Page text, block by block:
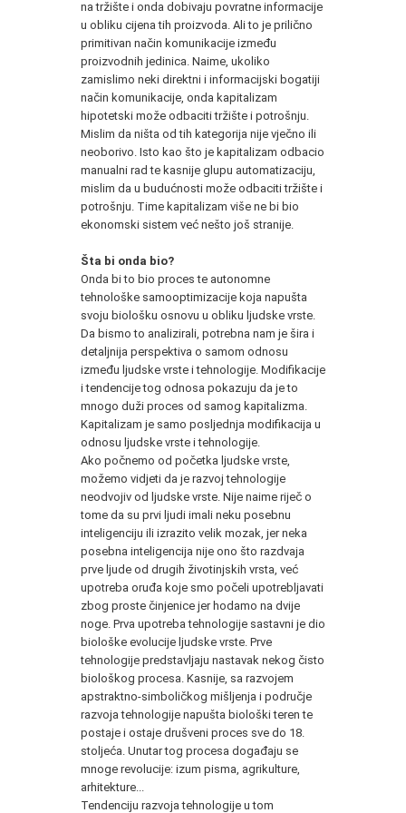
na tržište i onda dobivaju povratne informacije
u obliku cijena tih proizvoda. Ali to je prilično
primitivan način komunikacije između
proizvodnih jedinica. Naime, ukoliko
zamislimo neki direktni i informacijski bogatiji
način komunikacije, onda kapitalizam
hipotetski može odbaciti tržište i potrošnju.
Mislim da ništa od tih kategorija nije vječno ili
neoborivo. Isto kao što je kapitalizam odbacio
manualni rad te kasnije glupu automatizaciju,
mislim da u budućnosti može odbaciti tržište i
potrošnju. Time kapitalizam više ne bi bio
ekonomski sistem već nešto još stranije.
Šta bi onda bio?
Onda bi to bio proces te autonomne
tehnološke samooptimizacije koja napušta
svoju biološku osnovu u obliku ljudske vrste.
Da bismo to analizirali, potrebna nam je šira i
detaljnija perspektiva o samom odnosu
između ljudske vrste i tehnologije. Modifikacije
i tendencije tog odnosa pokazuju da je to
mnogo duži proces od samog kapitalizma.
Kapitalizam je samo posljednja modifikacija u
odnosu ljudske vrste i tehnologije.
Ako počnemo od početka ljudske vrste,
možemo vidjeti da je razvoj tehnologije
neodvojiv od ljudske vrste. Nije naime riječ o
tome da su prvi ljudi imali neku posebnu
inteligenciju ili izrazito velik mozak, jer neka
posebna inteligencija nije ono što razdvaja
prve ljude od drugih životinjskih vrsta, već
upotreba oruđa koje smo počeli upotrebljavati
zbog proste činjenice jer hodamo na dvije
noge. Prva upotreba tehnologije sastavni je dio
biološke evolucije ljudske vrste. Prve
tehnologije predstavljaju nastavak nekog čisto
biološkog procesa. Kasnije, sa razvojem
apstraktno-simboličkog mišljenja i područje
razvoja tehnologije napušta biološki teren te
postaje i ostaje drušveni proces sve do 18.
stoljeća. Unutar tog procesa događaju se
mnoge revolucije: izum pisma, agrikulture,
arhitekture...
Tendenciju razvoja tehnologije u tom